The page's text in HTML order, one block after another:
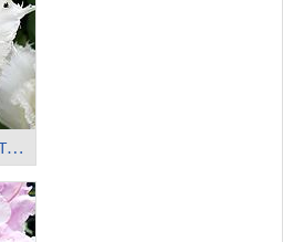
Keukenhof Flower Park; Tulips (16)